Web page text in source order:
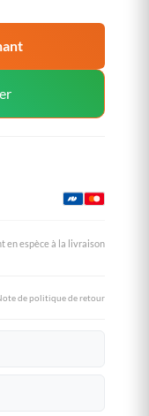
en espèce à la livraison
de politique de retour